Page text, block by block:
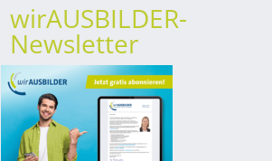
wirAUSBILDER-
Newsletter